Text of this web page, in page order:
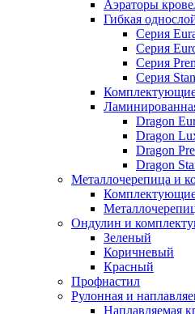
Аэраторы
Гибкая
Серия
Серия
Серия
Серия
Dragon
Dragon
Dragon
Dragon
Металлочерепица и
Ондулин и
Зеленый
Коричневый
Красный
Профнастил
Рулонная и
Наплавляемая